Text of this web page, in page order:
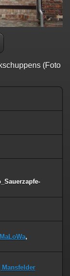
(Foto
,
Mansfelder